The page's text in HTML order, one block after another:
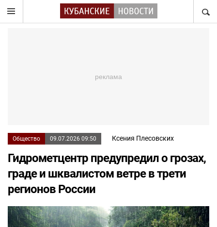
Общество 09.07.2026 09:50 Ксения Плесовских
Гидрометцентр предупредил о грозах,
граде и шквалистом ветре в трети
регионов России